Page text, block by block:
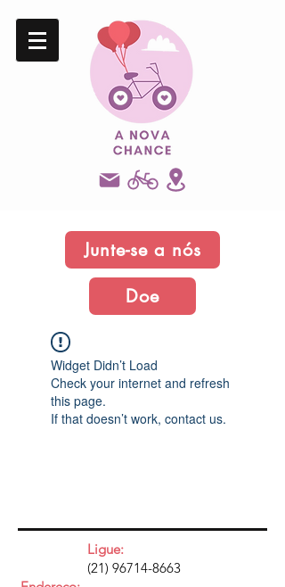
Junte-se a nós
Doe
Widget Didn’t Load
Check your internet and refresh
this page.
If that doesn’t work, contact us.
Ligue:
(21) 96714-8663